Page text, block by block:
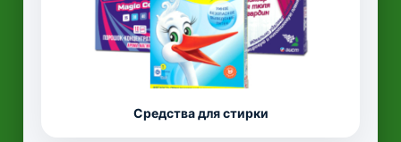
Средства для стирки